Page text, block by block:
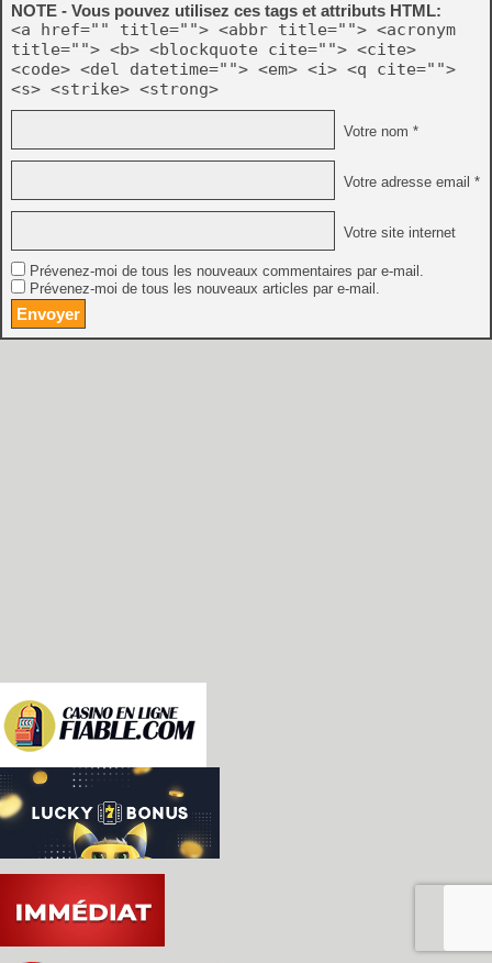
NOTE - Vous pouvez utilisez ces tags et attributs HTML:
<a href="" title=""> <abbr title=""> <acronym
title=""> <b> <blockquote cite=""> <cite>
<code> <del datetime=""> <em> <i> <q cite="">
<s> <strike> <strong>
Votre nom *
Votre adresse email *
Votre site internet
Prévenez-moi de tous les nouveaux commentaires par e-mail.
Prévenez-moi de tous les nouveaux articles par e-mail.